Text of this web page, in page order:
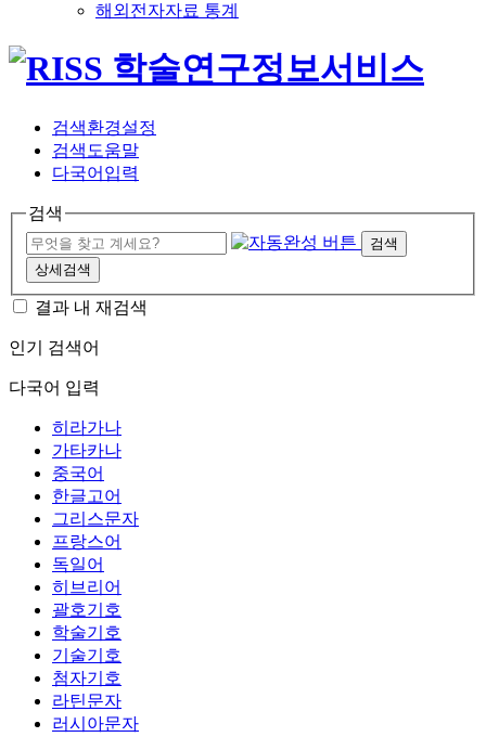
해외전자자료 통계
검색환경설정
검색도움말
다국어입력
검색
검색
상세검색
결과 내 재검색
인기 검색어
다국어 입력
히라가나
가타카나
중국어
한글고어
그리스문자
프랑스어
독일어
히브리어
괄호기호
학술기호
기술기호
첨자기호
라틴문자
러시아문자